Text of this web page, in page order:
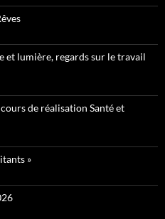
lumière, regards sur le travail
de réalisation Santé et
»